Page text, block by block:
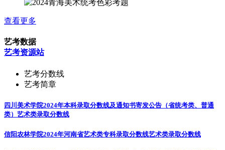
查看更多
艺考数据
艺考资源站
艺考分数线
艺考简章
四川美术学院2024年本科录取分数线及通知书寄发公告（省统考类、普通
类） 艺术类录取分数线
信阳农林学院2024年河南省艺术类专科录取分数线艺术类录取分数线